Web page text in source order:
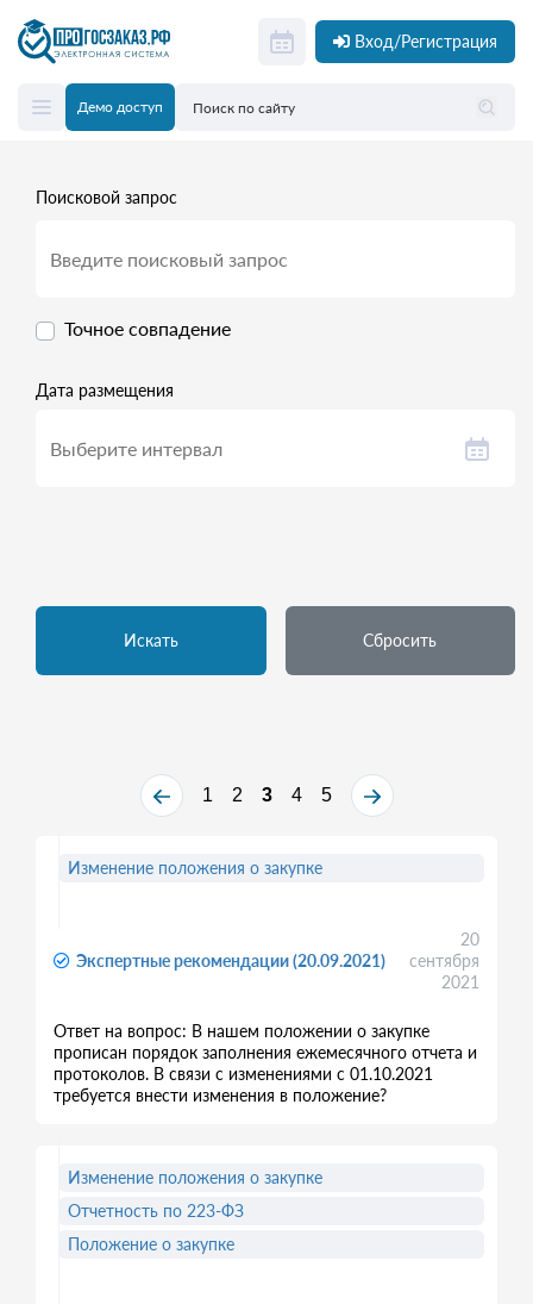
Вход/Регистрация
Демо доступ
Поисковой запрос
Точное совпадение
Дата размещения
Искать Сбросить
1 2 3 4 5
Экспертные рекомендации (20.09.2021)
20
сентября
2021
Ответ на вопрос: В нашем положении о закупке
прописан порядок заполнения ежемесячного отчета и
протоколов. В связи с изменениями с 01.10.2021
требуется внести изменения в положение?
Изменение положения о закупке
Изменение положения о закупке
Отчетность по 223-ФЗ
Положение о закупке